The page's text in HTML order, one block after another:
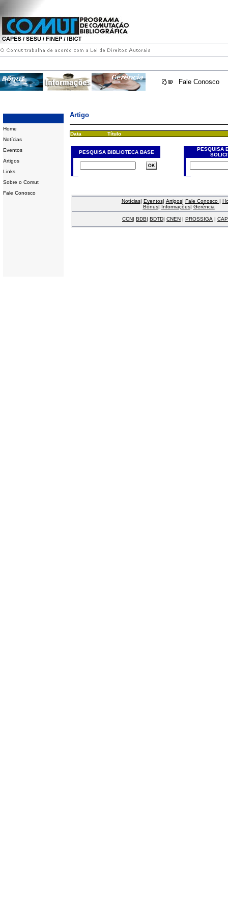
Fale Conosco
Home
Notícias
Eventos
Artigos
Links
Sobre o Comut
Fale Conosco
Artigo
Data Título
PESQUISA BIBLIOTECA BASE
PESQUISA
Notícias| Eventos| Artigos| Fale Conosco |
Bônus| Informações| Gerência
CCN| BDB| BDTD| CNEN | PROSSIGA |